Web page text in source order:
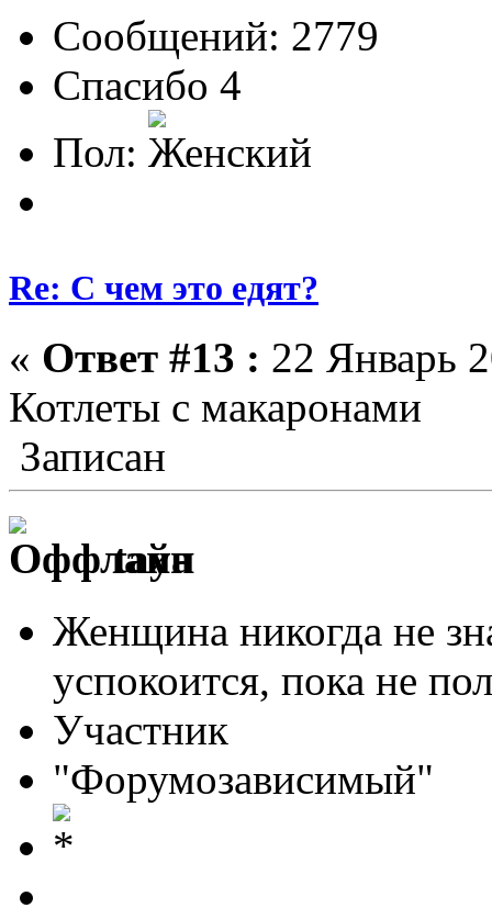
Сообщений: 2779
Спасибо 4
Пол:
Re: С чем это едят?
« Ответ #13 : 22 Январь
Котлеты с макаронами
Записан
taya
Женщина никогда не
успокоится, пока не
Участник
"Форумозависимый"